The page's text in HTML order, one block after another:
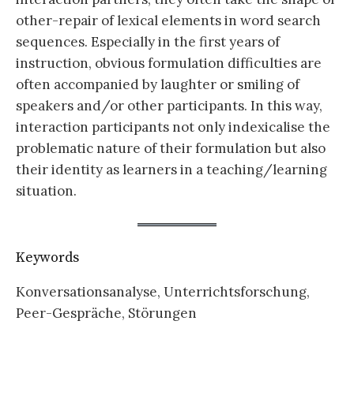
other-repair of lexical elements in word search
sequences. Especially in the first years of
instruction, obvious formulation difficulties are
often accompanied by laughter or smiling of
speakers and/or other participants. In this way,
interaction participants not only indexicalise the
problematic nature of their formulation but also
their identity as learners in a teaching/learning
situation.
Keywords
Konversationsanalyse, Unterrichtsforschung,
Peer-Gespräche, Störungen